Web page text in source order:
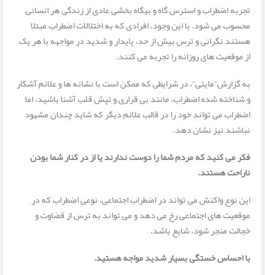
تجربه اضطراب و استرس گاه و بیگاه بخشی عادی از زندگی هر انسانی
محسوب می شود. با این وجود، افرادی که به اختلالات اضطراب مبتلا
هستند نگرانی و ترس بیش از حد، پایدار و شدید در مواجهه با هر یک
از موقعیت های روزانه را تجربه می کنند.
به گزارش”مایتی”، در شرایطی که ممکن است با نشانه ها و علائم آشکار
و شناخته شده اضطراب، مانند بی قراری و تپش قلب آشنا باشید، اما
اضطراب می تواند خود را در قالب علائم دیگر که شاید چندان مشهود
نباشند نیز نشان دهد.
فکر می کنید که مردم شما را دوست ندارند یا از در کنار شما بودن
ناراحت هستند.
این نوع واکنش می تواند در اضطراب اجتماعی، نوعی اضطراب که در
موقعیت های اجتماعی رخ می دهد و می تواند به ترس از قضاوت و
خجالت منجر شود، شایع باشد.
با احساس خستگی بسیار شدید مواجه هستید.